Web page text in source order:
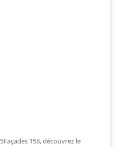
158, découvrez le